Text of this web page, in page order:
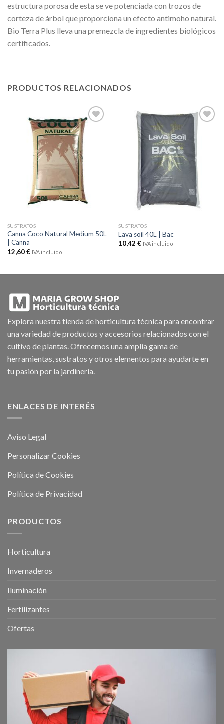
estructura porosa de esta se ve potenciada con trozos de
corteza de árbol que proporciona un efecto antimoho natural.
Bio Terra Plus lleva una premezcla de ingredientes biológicos
certificados.
PRODUCTOS RELACIONADOS
lista de
deseos
SUSTRATOS
Canna Coco Natural Medium 50L
| Canna
12,60€ IVA incluido
lista de
deseos
SUSTRATOS
Lava soil 40L | Bac
10,42 € IVA incluido
Explora nuestra tienda de horticultura técnica para encontrar
una variedad de productos y accesorios relacionados con el
cultivo de plantas. Ofrecemos una amplia gama de
herramientas, sustratos y otros elementos para ayudarte en
tu pasión por la jardinería.
ENLACES DE INTERÉS
Aviso Legal
Personalizar Cookies
Política de Cookies
Política de Privacidad
PRODUCTOS
Horticultura
Invernaderos
Iluminación
Fertilizantes
Ofertas